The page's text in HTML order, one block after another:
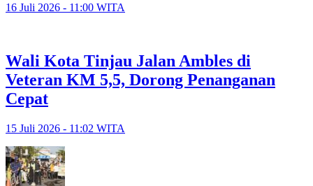
16 Juli 2026 - 11:00 WITA
​Wali Kota Tinjau Jalan Ambles di
Veteran KM 5,5, Dorong Penanganan
Cepat
15 Juli 2026 - 11:02 WITA